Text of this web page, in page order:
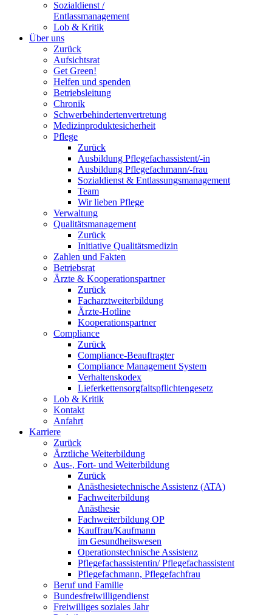
Sozialdienst /
Entlassmanagement
Lob & Kritik
Über uns
Zurück
Aufsichtsrat
Get Green!
Helfen und spenden
Betriebsleitung
Chronik
Schwerbehindertenvertretung
Medizinproduktesicherheit
Pflege
Zurück
Ausbildung Pflegefachassistent/-in
Ausbildung Pflegefachmann/-frau
Sozialdienst & Entlassungsmanagement
Team
Wir lieben Pflege
Verwaltung
Qualitätsmanagement
Zurück
Initiative Qualitätsmedizin
Zahlen und Fakten
Betriebsrat
Ärzte & Kooperationspartner
Zurück
Facharztweiterbildung
Ärzte-Hotline
Kooperationspartner
Compliance
Zurück
Compliance-Beauftragter
Compliance Management System
Verhaltenskodex
Lieferkettensorgfaltspflichtengesetz
Lob & Kritik
Kontakt
Anfahrt
Karriere
Zurück
Ärztliche Weiterbildung
Aus-, Fort- und Weiterbildung
Zurück
Anästhesietechnische Assistenz (ATA)
Fachweiterbildung
Anästhesie
Fachweiterbildung OP
Kauffrau/Kaufmann
im Gesundheitswesen
Operationstechnische Assistenz
Pflegefachassistentin/ Pflegefachassistent
Pflegefachmann, Pflegefachfrau
Beruf und Familie
Bundesfreiwilligendienst
Freiwilliges soziales Jahr